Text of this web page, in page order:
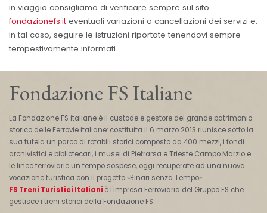
in viaggio consigliamo di verificare sempre sul sito
fondazionefs.it eventuali variazioni o cancellazioni dei servizi e,
in tal caso, seguire le istruzioni riportate tenendovi sempre
tempestivamente informati.
Fondazione FS Italiane
La Fondazione FS italiane è il custode e gestore del grande patrimonio
storico delle Ferrovie italiane: costituita il 6 marzo 2013 riunisce sotto la
sua tutela un parco di rotabili storici composto da 400 mezzi, i fondi
archivistici e bibliotecari, i musei di Pietrarsa e Trieste Campo Marzio e
le linee ferroviarie un tempo sospese, oggi recuperate ad una nuova
vocazione turistica con il progetto «Binari senza Tempo».
FS Treni Turistici Italiani è l'impresa Ferroviaria del Gruppo FS che
gestisce i treni storici della Fondazione FS.